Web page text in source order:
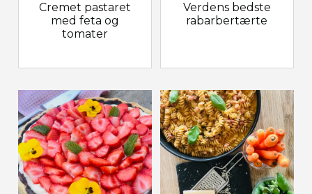
Cremet pastaret
med feta og
tomater
Verdens bedste
rabarbertærte